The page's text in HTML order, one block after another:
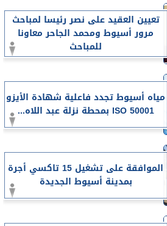
تعيين العقيد على نصر رئيسا لمباحث
مرور أسيوط ومحمد الجاحر معاونا
للمباحث
مياه أسيوط تجدد فاعلية شهادة الأيزو
ISO 50001 بمحطة نزلة عبد اللاه...
الموافقة على تشغيل 15 تاكسي أجرة
بمدينة أسيوط الجديدة